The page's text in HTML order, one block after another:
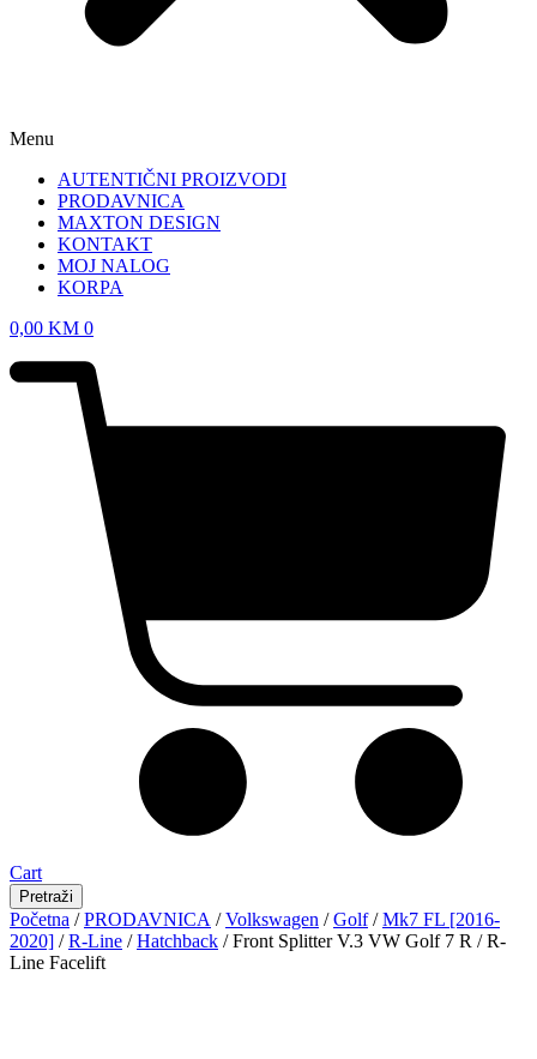
Menu
AUTENTIČNI PROIZVODI
PRODAVNICA
MAXTON DESIGN
KONTAKT
MOJ NALOG
KORPA
0,00 KM 0
Cart
Pretraži
Početna /PRODAVNICA /Volkswagen /Golf/Mk7 FL [2016-
2020] /R-Line /Hatchback / Front Splitter V.3 VW Golf 7 R / R-
Line Facelift